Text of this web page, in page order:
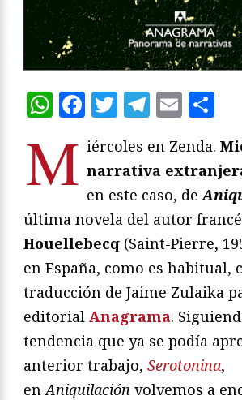
WhatsApp
Facebook
TwitterEmail
M iércoles en Zenda.
narrativa
en este caso, de
última novela del autor
Houellebecq (Saint-Pierre,
en España, como es habitual,
traducción de Jaime Zulaika
editorial Anagrama.
tendencia que ya se podía
anterior trabajo, Serotonina,
enAniquilación volvemos a